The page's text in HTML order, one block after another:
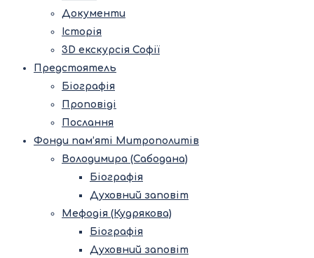
Документи
Історія
3D екскурсія Софії
Предстоятель
Біографія
Проповіді
Послання
Фонди пам’яті Митрополитів
Володимира (Сабодана)
Біографія
Духовний заповіт
Мефодія (Кудрякова)
Біографія
Духовний заповіт